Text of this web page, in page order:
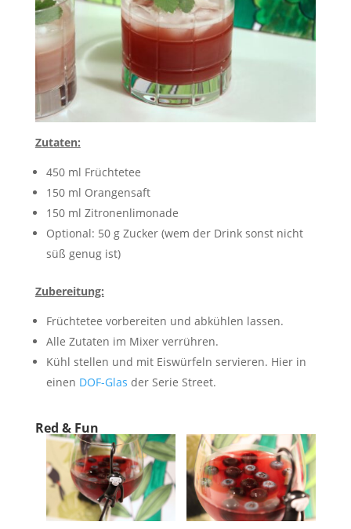
Zutaten:
450 ml Früchtetee
150 ml Orangensaft
150 ml Zitronenlimonade
Optional: 50 g Zucker (wem der Drink sonst nicht
süß genug ist)
Zubereitung:
Früchtetee vorbereiten und abkühlen lassen.
Alle Zutaten im Mixer verrühren.
Kühl stellen und mit Eiswürfeln servieren. Hier in
einen DOF-Glas der Serie Street.
Red & Fun